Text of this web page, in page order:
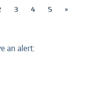
3 4 5 »
an alert: